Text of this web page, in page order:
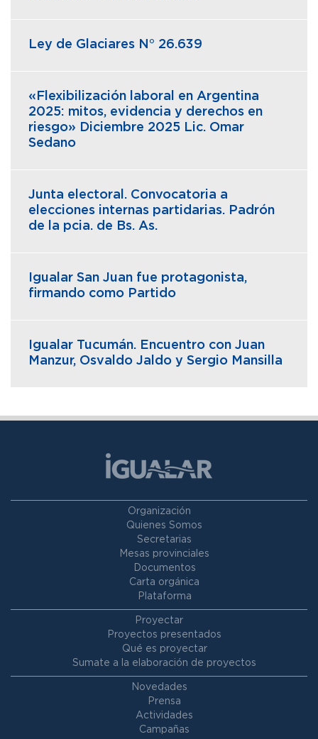
Ley de Glaciares N° 26.639
«Flexibilización laboral en Argentina
2025: mitos, evidencia y derechos en
riesgo» Diciembre 2025 Lic. Omar
Sedano
Junta electoral. Convocatoria a
elecciones internas partidarias. Padrón
de la pcia. de Bs. As.
Igualar San Juan fue protagonista,
firmando como Partido
Igualar Tucumán. Encuentro con Juan
Manzur, Osvaldo Jaldo y Sergio Mansilla
Organización
Quienes Somos
Secretarias
Mesas provinciales
Documentos
Carta orgánica
Plataforma
Proyectar
Proyectos presentados
Qué es proyectar
Sumate a la elaboración de proyectos
Novedades
Prensa
Actividades
Campañas